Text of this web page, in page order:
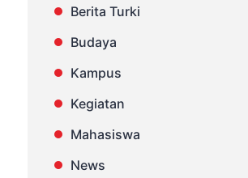
Berita Turki
Budaya
Kampus
Kegiatan
Mahasiswa
News